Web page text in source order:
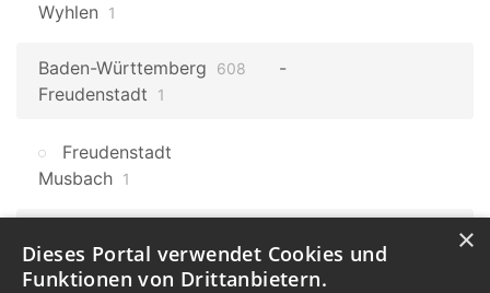
Wyhlen
1
Baden-Württemberg 608
Freudenstadt 1
Freudenstadt
Musbach 1
Laufenburg 9
×
Dieses Portal verwendet Cookies und
Funktionen von Drittanbietern.